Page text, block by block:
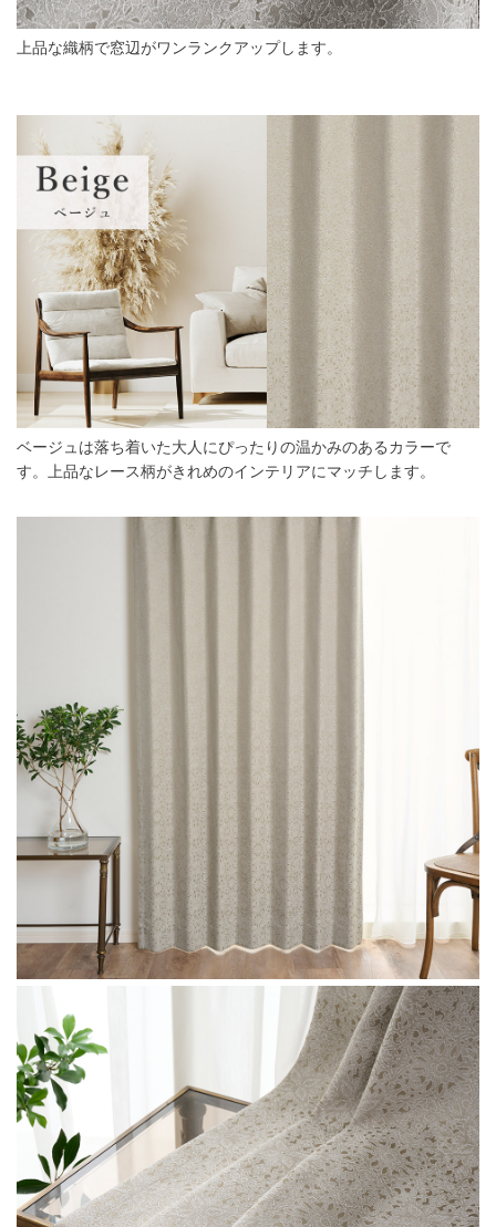
上品な織柄で窓辺がワンランクアップします。
ベージュは落ち着いた大人にぴったりの温かみのあるカラーで
す。上品なレース柄がきれめのインテリアにマッチします。